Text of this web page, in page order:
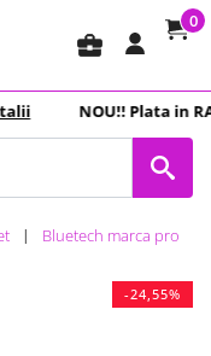
business_center
0
NOU!! Plata in
Bluetech marca proprie
-24,55%